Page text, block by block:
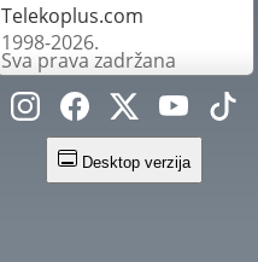
Telekoplus.com
1998-2026.
Sva prava zadržana
Desktop verzija